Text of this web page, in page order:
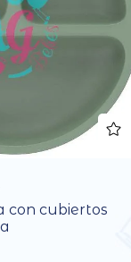
con cubiertos